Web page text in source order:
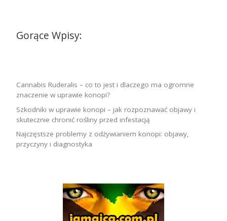
Gorące Wpisy:
Cannabis Ruderalis – co to jest i dlaczego ma ogromne
znaczenie w uprawie konopi?
Szkodniki w uprawie konopi – jak rozpoznawać objawy i
skutecznie chronić rośliny przed infestacją
Najczęstsze problemy z odżywianiem konopi: objawy,
przyczyny i diagnostyka